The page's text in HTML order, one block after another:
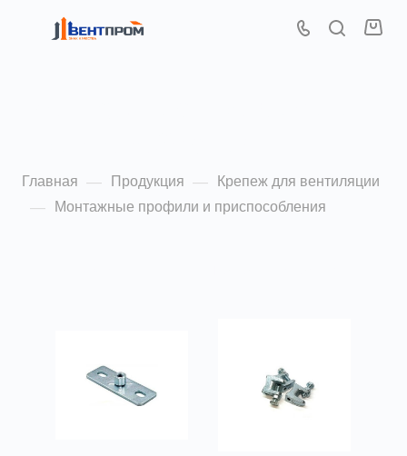
Главная — Продукция — Крепеж для вентиляции
— Монтажные профили и приспособления